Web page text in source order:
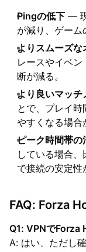
Pingの低下 —
が減り、ゲーム
よりスムーズな
レースやイベ
断が減る。
より良いマッチ
とで、プレイ
やすくなる場合
ピーク時間帯の
している場合
で接続の安定性
FAQ: Forza
Q1: VPNでForza
A: はい、ただし